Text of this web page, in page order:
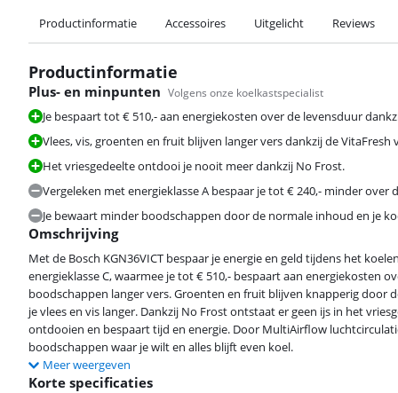
Productinformatie Accessoires Uitgelicht Reviews
Productinformatie
Plus- en minpunten Volgens onze koelkastspecialist
Je bespaart tot € 510,- aan energiekosten over de levensduur
Vlees, vis, groenten en fruit blijven langer vers dankzij de VitaFresh
Het vriesgedeelte ontdooi je nooit meer dankzij No Frost.
Vergeleken met energieklasse A bespaar je tot € 240,- minder over
Je bewaart minder boodschappen door de normale inhoud en je
Omschrijving
Met de Bosch KGN36VICT bespaar je energie en geld tijdens het
energieklasse C, waarmee je tot € 510,- bespaart aan energiekosten
boodschappen langer vers. Groenten en fruit blijven knapperig door
je vlees en vis langer. Dankzij No Frost ontstaat er geen ijs in het
ontdooien en bespaart tijd en energie. Door MultiAirflow
boodschappen waar je wilt en alles blijft even koel.
Meer weergeven
Korte specificaties